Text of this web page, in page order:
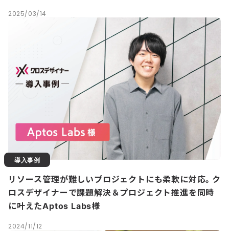
2025/03/14
導入事例
リソース管理が難しいプロジェクトにも柔軟に対応。ク
ロスデザイナーで課題解決＆プロジェクト推進を同時
に叶えたAptos Labs様
2024/11/12